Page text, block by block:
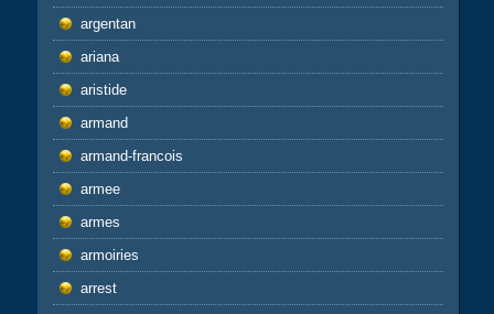
argentan
ariana
aristide
armand
armand-francois
armee
armes
armoiries
arrest